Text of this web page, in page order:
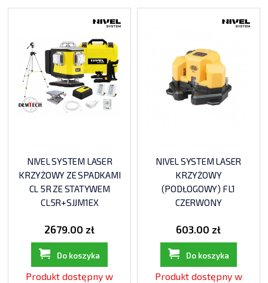
NIVEL SYSTEM LASER
KRZYŻOWY ZE SPADKAMI
CL 5R ZE STATYWEM
CL5R+SJJM1EX
2679.00 zł
Do koszyka
Produkt dostępny w
NIVEL SYSTEM LASER
KRZYŻOWY
(PODŁOGOWY) FL1
CZERWONY
603.00 zł
Do koszyka
Produkt dostępny w